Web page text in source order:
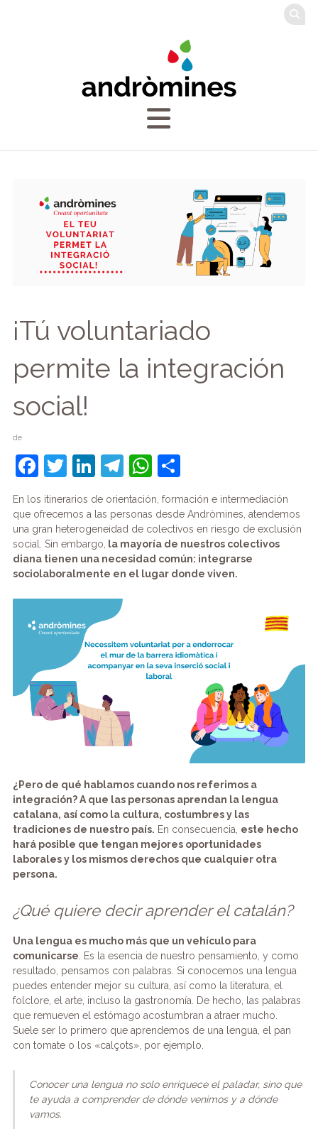
¡Tú voluntariado
permite la integración
social!
de
F
a
c
e
b
o
o
k
T
w
itt
er
Li
n
k
e
dI
n
T
el
e
gr
a
m
W
h
at
s
A
p
C
m
p
ar
tir
En los itinerarios de orientación, formación e intermediación
que ofrecemos a las personas desde Andròmines, atendemos
una gran heterogeneidad de colectivos en riesgo de exclusión
social. Sin embargo,
la mayoría de nuestros colectivos
diana tienen una necesidad común: integrarse
sociolaboralmente en el lugar donde viven.
¿Pero de qué hablamos cuando nos referimos a
integración? A que las personas aprendan la lengua
catalana, así como la cultura, costumbres y las
tradiciones de nuestro país. En consecuencia, este hecho
hará posible que tengan mejores oportunidades
laborales y los mismos derechos que cualquier otra
persona.
¿Qué quiere decir aprender el catalán?
Una lengua es mucho más que un vehículo para
comunicarse . Es la esencia de nuestro pensamiento, y como
resultado, pensamos con palabras. Si conocemos una lengua
puedes entender mejor su cultura, así como la literatura, el
folclore, el arte, incluso la gastronomía. De hecho, las palabras
que remueven el estómago acostumbran a atraer mucho.
Suele ser lo primero que aprendemos de una lengua, el pan
con tomate o los «calçots», por ejemplo.
Conocer una lengua no solo enriquece el paladar, sino que
te ayuda a comprender de dónde venimos y a dónde
vamos.